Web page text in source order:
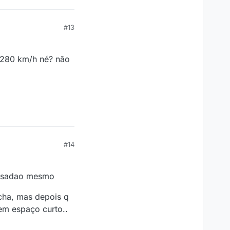
#13
km/h né? não
#14
mesmo
mas depois q
espaço curto..